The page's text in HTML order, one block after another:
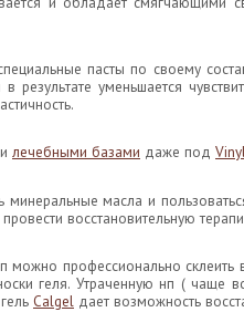
пасты по своему
результате уменьшается
лечебными базами даже под
минеральные масла и
восстановительную
можно профессионально
геля. Утраченную нп ( чаще
Calgel дает возможность